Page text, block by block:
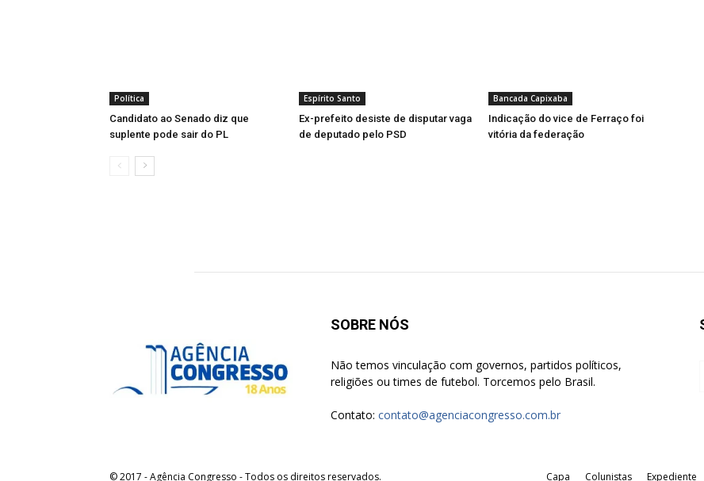
Política
Candidato ao Senado diz que
suplente pode sair do PL
Espírito Santo
Ex-prefeito desiste de disputar vaga
de deputado pelo PSD
Bancada Capixaba
Indicação do vice de Ferraço foi
vitória da federação
SOBRE NÓS
Não temos vinculação com governos, partidos políticos,
religiões ou times de futebol. Torcemos pelo Brasil.
Contato: contato@agenciacongresso.com.br
Capa Colunistas Expediente
© 2017 - Agência Congresso - Todos os direitos reservados.